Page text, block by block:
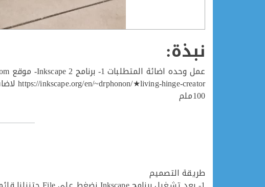
نبذة:
100ملم
طريقة التصميم